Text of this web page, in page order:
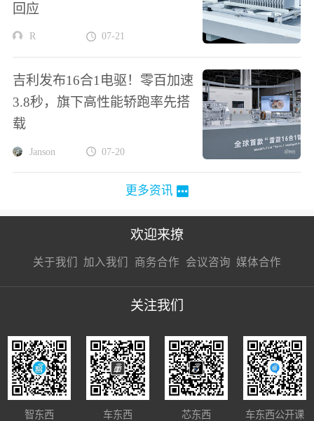
回应
R 07-21
吉利发布16合1电驱！零百加速
3.8秒，旗下高性能轿跑率先搭
载
Janson 07-20
更多资讯
欢迎来撩
关于我们 加入我们
接扔简历
商务合作
接开聊
会议咨询 媒体合作
接开聊
关注我们
智东西 车东西 芯东西 车东西公开课